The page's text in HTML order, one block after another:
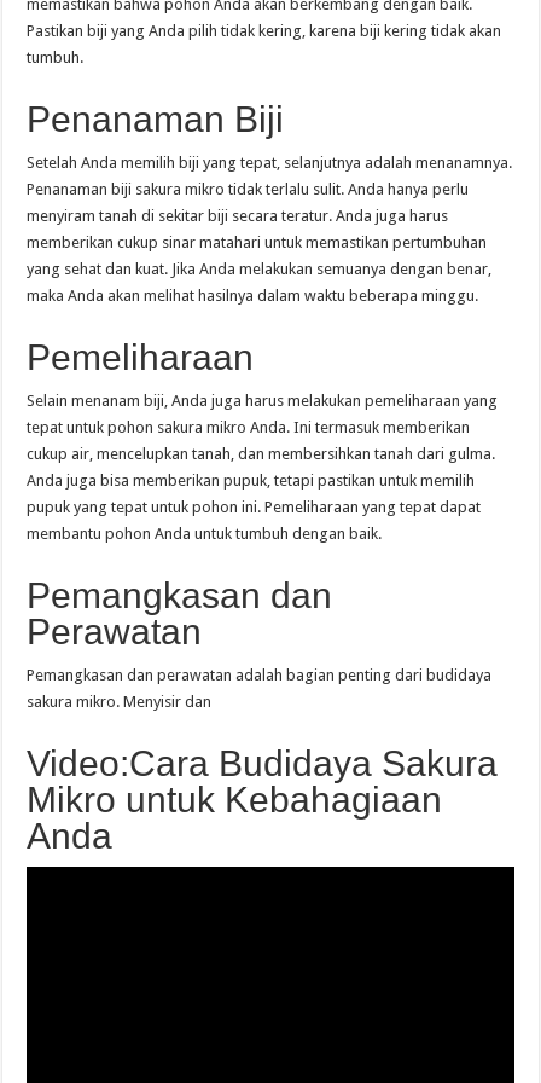
memastikan bahwa pohon Anda akan berkembang dengan baik.
Pastikan biji yang Anda pilih tidak kering, karena biji kering tidak akan
tumbuh.
Penanaman Biji
Setelah Anda memilih biji yang tepat, selanjutnya adalah menanamnya.
Penanaman biji sakura mikro tidak terlalu sulit. Anda hanya perlu
menyiram tanah di sekitar biji secara teratur. Anda juga harus
memberikan cukup sinar matahari untuk memastikan pertumbuhan
yang sehat dan kuat. Jika Anda melakukan semuanya dengan benar,
maka Anda akan melihat hasilnya dalam waktu beberapa minggu.
Pemeliharaan
Selain menanam biji, Anda juga harus melakukan pemeliharaan yang
tepat untuk pohon sakura mikro Anda. Ini termasuk memberikan
cukup air, mencelupkan tanah, dan membersihkan tanah dari gulma.
Anda juga bisa memberikan pupuk, tetapi pastikan untuk memilih
pupuk yang tepat untuk pohon ini. Pemeliharaan yang tepat dapat
membantu pohon Anda untuk tumbuh dengan baik.
Pemangkasan dan
Perawatan
Pemangkasan dan perawatan adalah bagian penting dari budidaya
sakura mikro. Menyisir dan
Video:Cara Budidaya Sakura
Mikro untuk Kebahagiaan
Anda